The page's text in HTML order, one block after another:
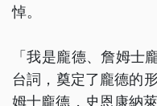
悼。
「我是龐德、詹姆士
台詞，奠定了龐德的
姆士龐德，史恩康納